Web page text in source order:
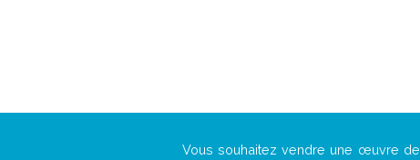
Vous souhaitez vendre une œuvre de